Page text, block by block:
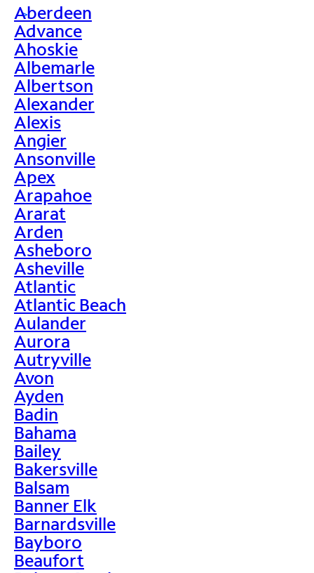
>
Aberdeen
Advance
Ahoskie
Albemarle
Albertson
Alexander
Alexis
Angier
Ansonville
Apex
Arapahoe
Ararat
Arden
Asheboro
Asheville
Atlantic
Atlantic Beach
Aulander
Aurora
Autryville
Avon
Ayden
Badin
Bahama
Bailey
Bakersville
Balsam
Banner Elk
Barnardsville
Bayboro
Beaufort